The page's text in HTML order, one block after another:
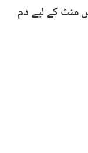
منٹ کے لیے دم